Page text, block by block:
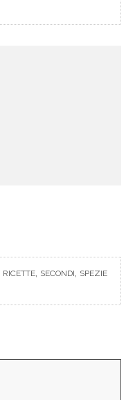
RICETTE, SECONDI, SPEZIE